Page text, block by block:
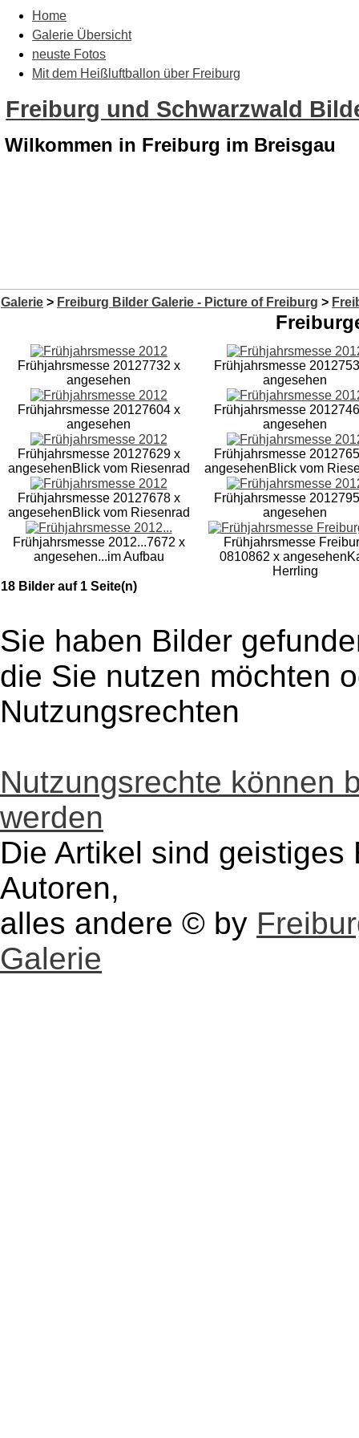
Home
Galerie Übersicht
neuste Fotos
Mit dem Heißluftballon über Freiburg
Freiburg und Schwarzwald
Wilkommen in Freiburg im Breisgau
Galerie > Freiburg Bilder Galerie - Picture of Freiburg >
Frühjahrsmesse 20127732 x
angesehen
Frühjahrsmesse 2012
angesehen
Frühjahrsmesse 20127604 x
angesehen
Frühjahrsmesse 2012
angesehen
Frühjahrsmesse 20127629 x
angesehenBlick vom Riesenrad
Frühjahrsmesse 2012
angesehenBlick vom
Frühjahrsmesse 20127678 x
angesehenBlick vom Riesenrad
Frühjahrsmesse 2012
angesehen
Frühjahrsmesse 2012...7672 x
angesehen...im Aufbau
Frühjahrsmesse
0810862 x angesehen
Herrling
18 Bilder auf 1 Seite(n)
Sie haben Bilder
die Sie nutzen möchten
Nutzungsrechten
Nutzungsrechte können
werden
Die Artikel sind
Autoren,
alles andere © by
Galerie